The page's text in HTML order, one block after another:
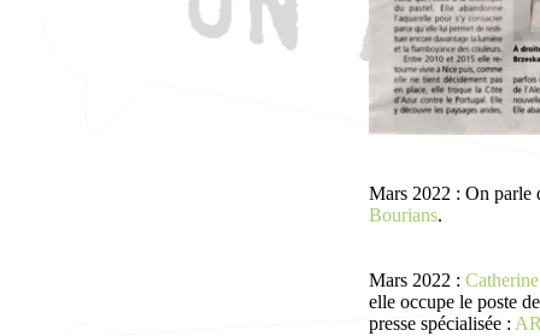
Mars 2022 : On parle
Bourians.
Mars 2022 :
elle occupe le poste
presse spécialisée :